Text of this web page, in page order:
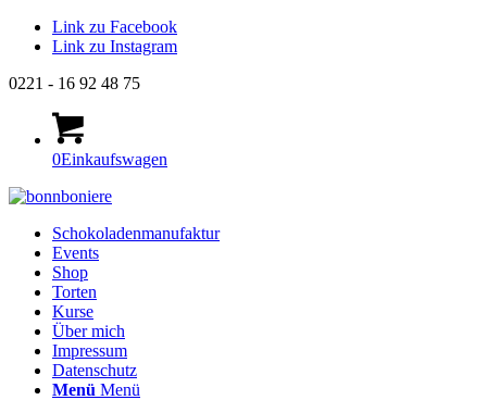
Link zu Facebook
Link zu Instagram
0221 - 16 92 48 75
0Einkaufswagen
Schokoladenmanufaktur
Events
Shop
Torten
Kurse
Über mich
Impressum
Datenschutz
Menü Menü